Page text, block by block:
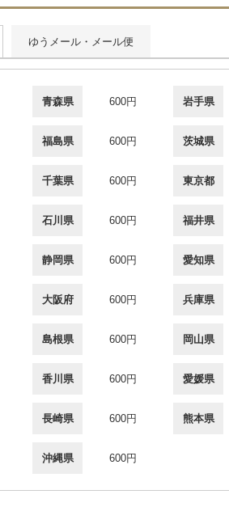
ゆうメール・メール便
青森県 600円 岩手県
福島県 600円 茨城県
千葉県 600円 東京都
石川県 600円 福井県
静岡県 600円 愛知県
大阪府 600円 兵庫県
島根県 600円 岡山県
香川県 600円 愛媛県
長崎県 600円 熊本県
沖縄県 600円